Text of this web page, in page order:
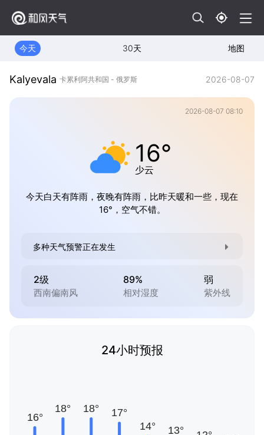
今天 30天 地图
Kalyevala 卡累利阿共和国 - 俄罗斯 2026-08-07
2026-08-07 08:10
16°
少云
今天白天有阵雨，夜晚有阵雨，比昨天暖和一些，现在
16°，空气不错。
多种天气预警正在发生
2级
西南偏南风
89%
相对湿度
弱
紫外线
24小时预报